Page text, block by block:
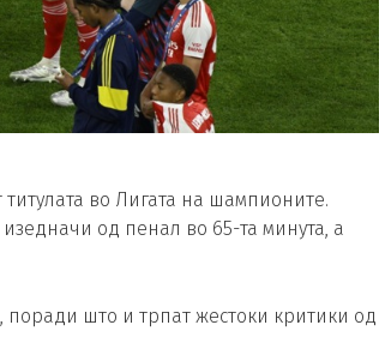
титулата во Лигата на шампионите.
од пенал во 65-та минута, а
поради што и трпат жестоки критики од